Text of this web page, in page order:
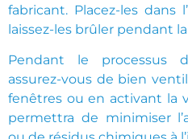
fabricant. Placez-les dans
laissez-les brûler pendant
Pendant le processus
assurez-vous de bien
fenêtres ou en activant la
permettra de minimiser